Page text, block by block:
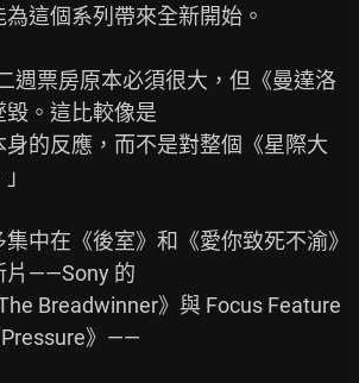
為這個系列帶來全新開始。
週票房原本必須很大，但《曼達洛
毀。這比較像是
的反應，而不是對整個《星際大
中在《後室》和《愛你致死不渝》
片——Sony 的
Breadwinner》與 Focus Feature
》——